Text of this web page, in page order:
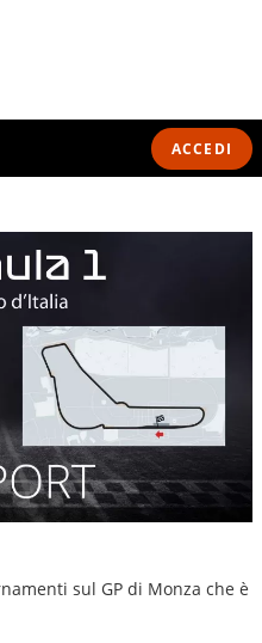
ACCEDI
sul GP di Monza che è